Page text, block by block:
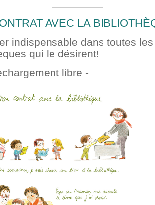
AVEC LA
indispensable dans toutes
qui le désirent!
libre -